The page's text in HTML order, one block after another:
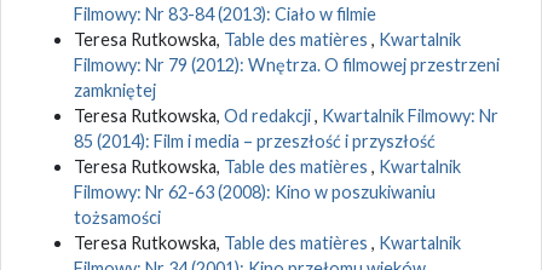
Filmowy: Nr 83-84 (2013): Ciało w filmie
Teresa Rutkowska, Table des matières , Kwartalnik
Filmowy: Nr 79 (2012): Wnętrza. O filmowej przestrzeni
zamkniętej
Teresa Rutkowska, Od redakcji, Kwartalnik Filmowy: Nr
85 (2014): Film i media – przeszłość i przyszłość
Teresa Rutkowska, Table des matières , Kwartalnik
Filmowy: Nr 62-63 (2008): Kino w poszukiwaniu
tożsamości
Teresa Rutkowska, Table des matières , Kwartalnik